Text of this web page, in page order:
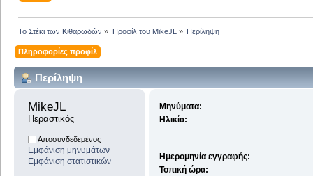
Το Στέκι των Κιθαρωδών » Προφίλ του MikeJL » Περίληψη
Πληροφορίες προφίλ
Περίληψη
MikeJL
Περαστικός
Αποσυνδεδεμένος
Εμφάνιση μηνυμάτων
Εμφάνιση στατιστικών
Μηνύματα:
Ηλικία:
Ημερομηνία εγγραφής:
Τοπική ώρα: